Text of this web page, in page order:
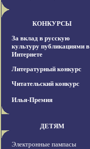
КОНКУРСЫ
За вклад в русскую
культуру публикациями в
Интернете
Литературный конкурс
Читательский конкурс
Илья-Премия
ДЕТЯМ
Электронные пампасы